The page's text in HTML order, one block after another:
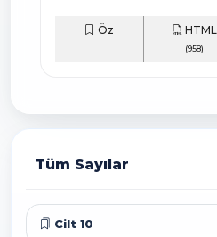
Öz HTML
(958)
Tüm Sayılar
Cilt 10